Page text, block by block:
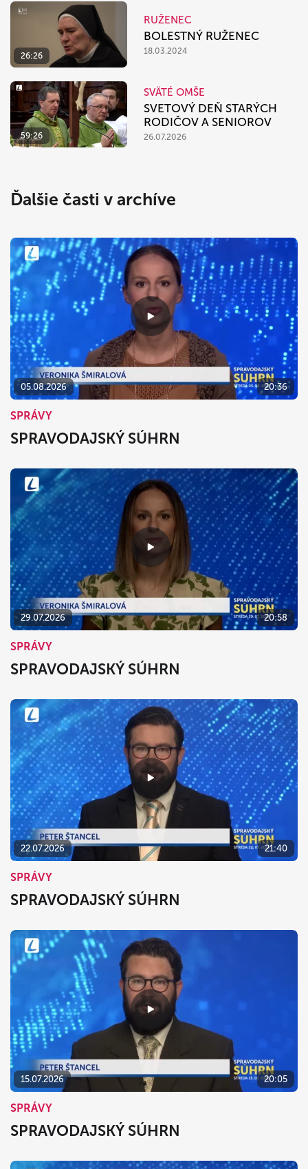
26:26
RUŽENEC
BOLESTNÝ RUŽENEC
18.03.2024
59:26
SVÄTÉ OMŠE
SVETOVÝ DEŇ STARÝCH
RODIČOV A SENIOROV
26.07.2026
Ďalšie časti v archíve
05.08.2026 20:36
SPRÁVY
SPRAVODAJSKÝ SÚHRN
29.07.2026 20:58
SPRÁVY
SPRAVODAJSKÝ SÚHRN
22.07.2026 21:40
SPRÁVY
SPRAVODAJSKÝ SÚHRN
15.07.2026 20:05
SPRÁVY
SPRAVODAJSKÝ SÚHRN